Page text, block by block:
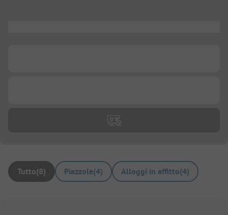
Tutto(8) Piazzole(4) Alloggi in affitto(4)